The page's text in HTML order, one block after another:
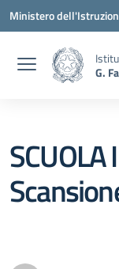
Vai ai contenuti
Vai al menu di
Vai al footer
Ministero
G.
SCUOLA